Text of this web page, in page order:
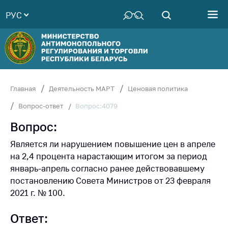
Руководство
Структура
Министерства
Территориальные
Антикоррупционная
деятельность
Общественно-
консультативный
совет
Награждения
РУС
Главная Деятельность МАРТ Ценовая политика
Вопрос-ответ Вопрос:4079
Вопрос:
Является ли нарушением повышение цен в апреле
на 2,4 процента нарастающим итогом за период
январь-апрель согласно ранее действовавшему
постановлению Совета Министров от 23 февраля
2021 г. № 100.
Ответ: